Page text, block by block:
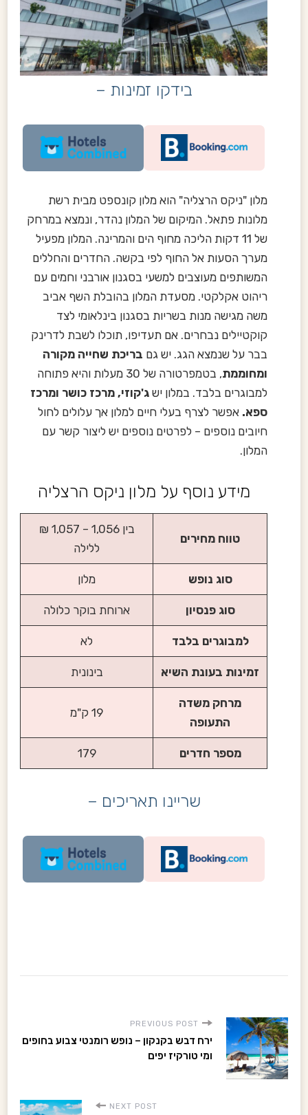
בידקו זמינות –
מלון "ניקס הרצליה" הוא מלון קונספט מבית רשת
מלונות פתאל. המיקום של המלון נהדר, ונמצא במרחק
של 11 דקות הליכה מחוף הים והמרינה. המלון מפעיל
מערך הסעות אל החוף לפי בקשה. החדרים והחללים
המשותפים מעוצבים למשעי בסגנון אורבני וחמים עם
ריהוט אקלקטי. מסעדת המלון בהובלת השף אביב
משה מגישה מנות בשריות בסגנון בינלאומי לצד
קוקטיילים נבחרים. אם תעדיפו, תוכלו לשבת לדרינק
בבר על שנמצא הגג. יש גם בריכת שחייה מקורה
ומחוממת
, בטמפרטורה של 30 מעלות והיא פתוחה
למבוגרים בלבד. במלון יש ג'קוזי, מרכז כושר ומרכז
ספא. אפשר לצרף בעלי חיים למלון אך עלולים לחול
חיובים נוספים – לפרטים נוספים יש ליצור קשר עם
המלון.
מידע נוסף על מלון ניקס הרצליה
טווח מחירים
בין 1,056 – 1,057 ₪
ללילה
סוג נופש מלון
סוג פנסיון ארוחת בוקר כלולה
למבוגרים בלבד לא
זמינות בעונת השיא בינונית
מרחק משדה
התעופה
19 ק"מ
מספר חדרים 179
שריינו תאריכים –
P
o
PREVIOUS POST
ירח דבש בקנקון – נופש רומנטי צבוע בחופים
ומי טורקיז יפים
NEXT POST